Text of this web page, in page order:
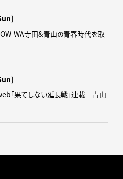
WA寺田&青山の青春時代を取
web｢果てしない延長戦｣連載 青山